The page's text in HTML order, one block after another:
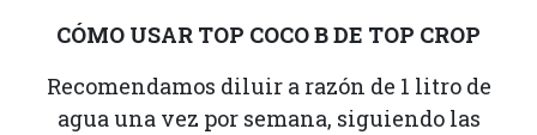
CÓMO USAR TOP COCO B DE TOP CROP
Recomendamos diluir a razón de 1 litro de
agua una vez por semana, siguiendo las